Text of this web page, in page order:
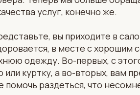
услуг, конечно же.
вы приходите в
в месте с хорошим
одежду. Во-первых, с
куртку, а во-вторых, вам
раздеться, что